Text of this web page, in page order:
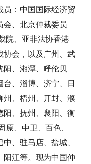
员：中国国际经济贸
会、北京仲裁委员
院、亚非法协香港
协会，以及广州、武
阳、湘潭、呼伦贝
、淄博、济宁、日
州、梧州、开封、濮
阳、抚州、襄阳、衡
原、中卫、百色、
、驻马店、盐城、
阳江等。现为中国仲